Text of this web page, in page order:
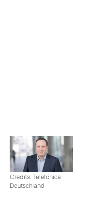
Credits: Telefónica
Deutschland